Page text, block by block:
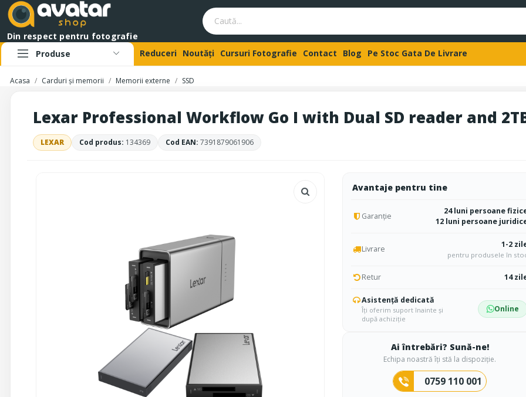
Din respect pentru fotografie
Produse Reduceri Noutăți Cursuri Fotografie Contact Blog Pe Stoc Gata De Livrare
Acasa Carduri și memorii Memorii externe SSD
Lexar Professional Workflow Go I with Dual SD reader and
LEXAR Cod produs: 134369 Cod EAN: 7391879061906
Avantaje pentru tine
Garanție
24 luni persoane
12 luni persoane
Livrare 1-2
pentru produsele în
Retur 14
Asistență dedicată
Îți oferim suport înainte și
după achiziție
Online
Ai întrebări? Sună-ne!
Echipa noastră îți stă la dispoziție.
0759 110 001